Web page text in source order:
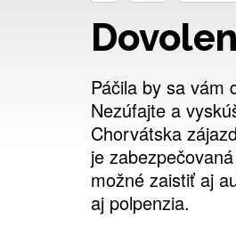
Páčila by sa vám
Nezúfajte a
Chorvátska
je
možné zaistiť aj
aj polpenzia.